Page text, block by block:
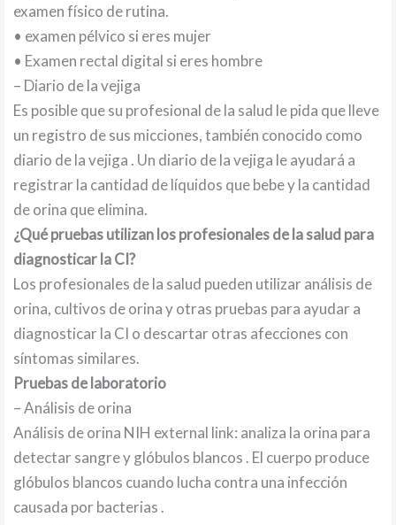
examen físico de rutina.
• examen pélvico si eres mujer
• Examen rectal digital si eres hombre
– Diario de la vejiga
Es posible que su profesional de la salud le pida que lleve
un registro de sus micciones, también conocido como
diario de la vejiga . Un diario de la vejiga le ayudará a
registrar la cantidad de líquidos que bebe y la cantidad
de orina que elimina.
¿Qué pruebas utilizan los profesionales de la salud para
diagnosticar la CI?
Los profesionales de la salud pueden utilizar análisis de
orina, cultivos de orina y otras pruebas para ayudar a
diagnosticar la CI o descartar otras afecciones con
síntomas similares.
Pruebas de laboratorio
– Análisis de orina
Análisis de orina NIH external link: analiza la orina para
detectar sangre y glóbulos blancos . El cuerpo produce
glóbulos blancos cuando lucha contra una infección
causada por bacterias .